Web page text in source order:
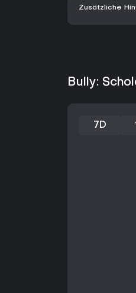
Zusätzliche
Bully:
7D